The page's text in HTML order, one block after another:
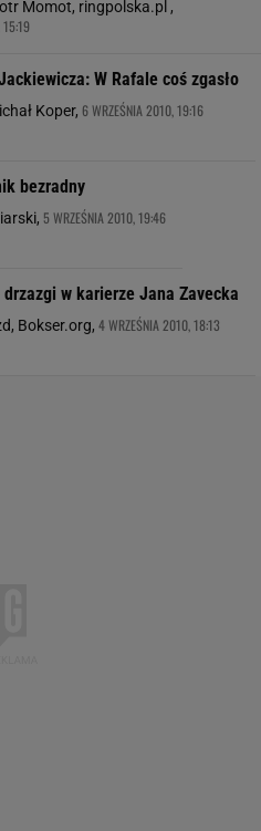
Momot, ringpolska.pl ,
W Rafale coś zgasło
Koper, 6 WRZEŚNIA 2010, 19:16
bezradny
5 WRZEŚNIA 2010, 19:46
w karierze Jana Zavecka
Bokser.org, 4 WRZEŚNIA 2010, 18:13